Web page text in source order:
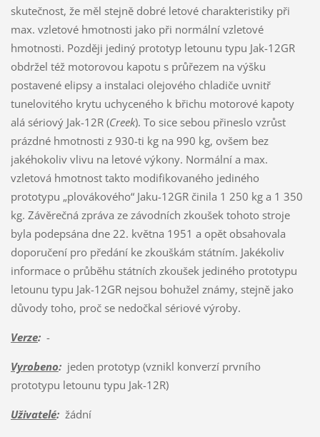
skutečnost, že měl stejně dobré letové charakteristiky při
max. vzletové hmotnosti jako při normální vzletové
hmotnosti. Později jediný prototyp letounu typu Jak-12GR
obdržel též motorovou kapotu s průřezem na výšku
postavené elipsy a instalaci olejového chladiče uvnitř
tunelovitého krytu uchyceného k břichu motorové kapoty
alá sériový Jak-12R (Creek). To sice sebou přineslo vzrůst
prázdné hmotnosti z 930-ti kg na 990 kg, ovšem bez
jakéhokoliv vlivu na letové výkony. Normální a max.
vzletová hmotnost takto modifikovaného jediného
prototypu „plovákového“ Jaku-12GR činila 1 250 kg a 1 350
kg. Závěrečná zpráva ze závodních zkoušek tohoto stroje
byla podepsána dne 22. května 1951 a opět obsahovala
doporučení pro předání ke zkouškám státním. Jakékoliv
informace o průběhu státních zkoušek jediného prototypu
letounu typu Jak-12GR nejsou bohužel známy, stejně jako
důvody toho, proč se nedočkal sériové výroby.
Verze:-
Vyrobeno:jeden prototyp (vznikl konverzí prvního
prototypu letounu typu Jak-12R)
Uživatelé:žádní